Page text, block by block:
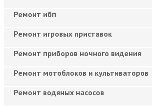
Ремонт ибп
Ремонт игровых приставок
Ремонт приборов ночного видения
Ремонт мотоблоков и культиваторов
Ремонт водяных насосов